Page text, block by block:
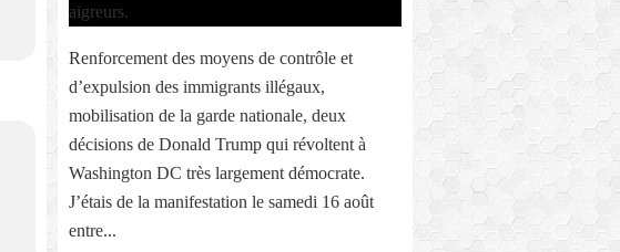
Renforcement des moyens de contrôle et
d’expulsion des immigrants illégaux,
mobilisation de la garde nationale, deux
décisions de Donald Trump qui révoltent à
Washington DC très largement démocrate.
J’étais de la manifestation le samedi 16 août
entre...